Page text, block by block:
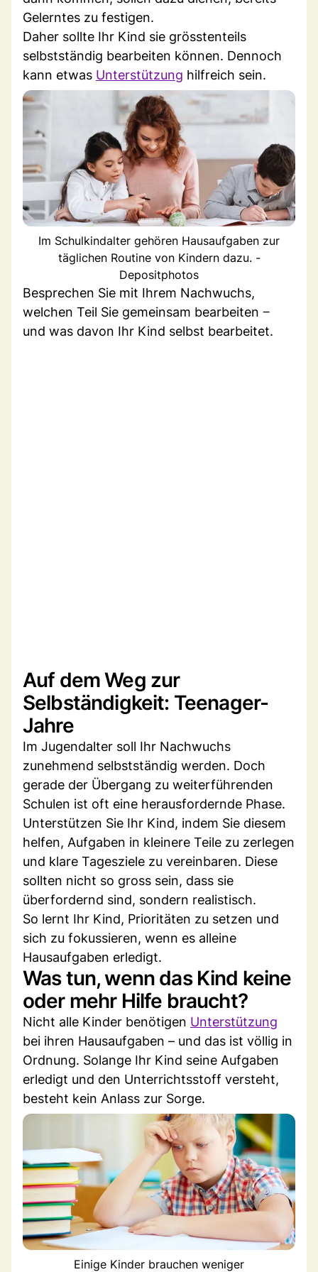
Gelerntes zu festigen.
Daher sollte Ihr Kind sie grösstenteils
selbstständig bearbeiten können. Dennoch
kann etwas Unterstützung hilfreich sein.
Im Schulkindalter gehören Hausaufgaben zur
täglichen Routine von Kindern dazu. -
Depositphotos
Besprechen Sie mit Ihrem Nachwuchs,
welchen Teil Sie gemeinsam bearbeiten ‒
und was davon Ihr Kind selbst bearbeitet.
Auf dem Weg zur
Selbständigkeit: Teenager-
Jahre
Im Jugendalter soll Ihr Nachwuchs
zunehmend selbstständig werden. Doch
gerade der Übergang zu weiterführenden
Schulen ist oft eine herausfordernde Phase.
Unterstützen Sie Ihr Kind, indem Sie diesem
helfen, Aufgaben in kleinere Teile zu zerlegen
und klare Tagesziele zu vereinbaren. Diese
sollten nicht so gross sein, dass sie
überfordernd sind, sondern realistisch.
So lernt Ihr Kind, Prioritäten zu setzen und
sich zu fokussieren, wenn es alleine
Hausaufgaben erledigt.
Was tun, wenn das Kind keine
oder mehr Hilfe braucht?
Nicht alle Kinder benötigen Unterstützung
bei ihren Hausaufgaben – und das ist völlig in
Ordnung. Solange Ihr Kind seine Aufgaben
erledigt und den Unterrichtsstoff versteht,
besteht kein Anlass zur Sorge.
Einige Kinder brauchen weniger